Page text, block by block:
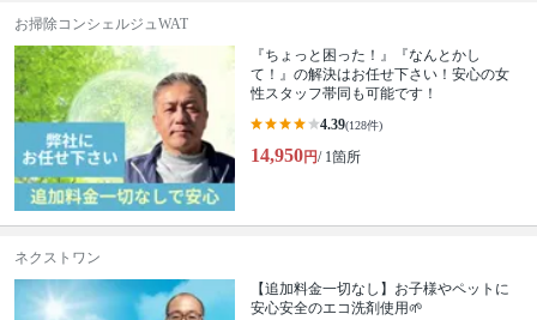
お掃除コンシェルジュWAT
『ちょっと困った！』『なんとかし
て！』の解決はお任せ下さい！安心の女
性スタッフ帯同も可能です！
4.39(128件)
14,950円/ 1箇所
ネクストワン
【追加料金一切なし】お子様やペットに
安心安全のエコ洗剤使用🌱